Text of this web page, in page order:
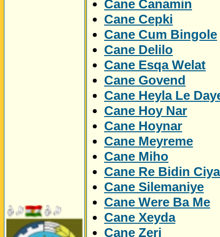
Cane Canamin
Cane Cepki
Cane Cum Bingole
Cane Delilo
Cane Esqa Welat
Cane Govend
Cane Heyla Le
Cane Hoy Nar
Cane Hoynar
Cane Meyreme
Cane Miho
Cane Re Bidin
Cane Silemaniye
Cane Were Ba Me
Cane Xeyda
Cane Zeri